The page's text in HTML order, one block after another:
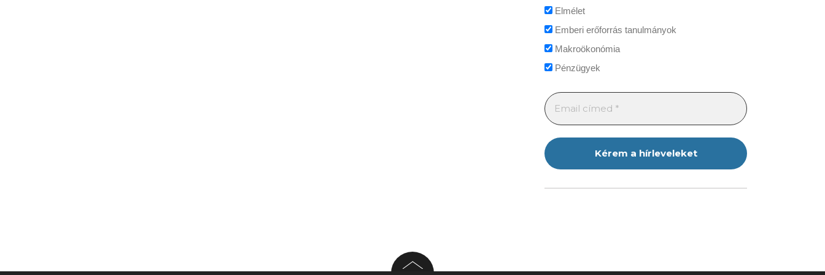
Elmélet
Emberi erőforrás tanulmányok
Makroökonómia
Pénzügyek